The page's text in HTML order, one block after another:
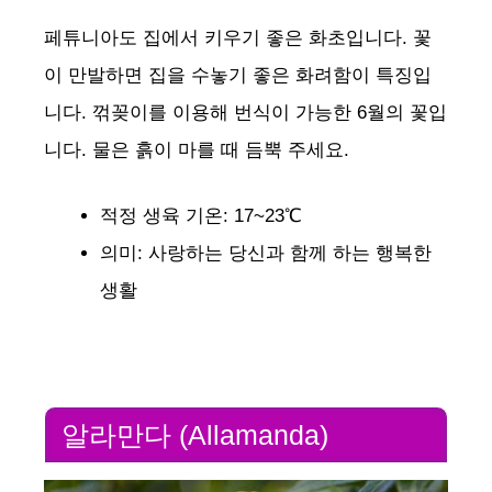
페튜니아도 집에서 키우기 좋은 화초입니다. 꽃
이 만발하면 집을 수놓기 좋은 화려함이 특징입
니다. 꺾꽂이를 이용해 번식이 가능한 6월의 꽃입
니다. 물은 흙이 마를 때 듬뿍 주세요.
적정 생육 기온: 17~23℃
의미: 사랑하는 당신과 함께 하는 행복한
생활
알라만다 (Allamanda)